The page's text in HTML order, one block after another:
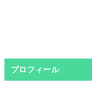
プロフィール